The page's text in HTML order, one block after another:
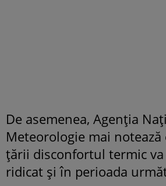
De asemenea, Agenția
Meteorologie mai
țării disconfortul termic
ridicat și în perioada